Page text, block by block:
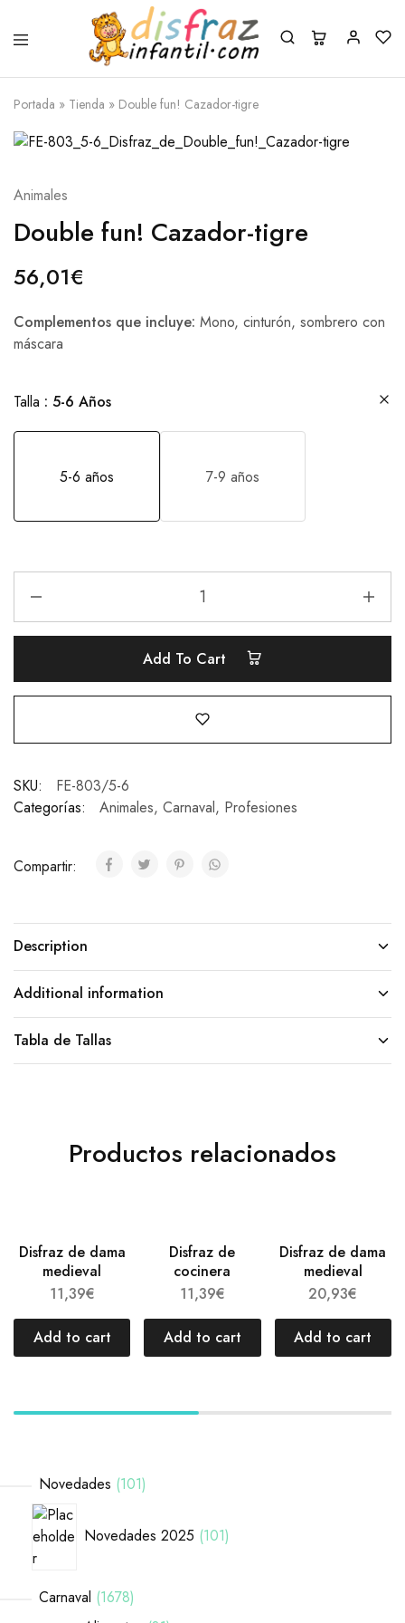
Portada » Tienda » Double fun! Cazador-tigre
Animales
Double fun! Cazador-tigre
56,01€
Complementos que incluye: Mono, cinturón, sombrero con
máscara
Talla 5-6 Años
5-6 años 7-9 años
Add To Cart
SKU:
FE-803/5-6
Categorías:
Animales, Carnaval, Profesiones
Compartir:
Description
Additional information
Tabla de Tallas
Productos relacionados
Disfraz de dama
medieval
11,39€
Add to cart
Disfraz de
cocinera
11,39€
Add to cart
Disfraz de dama
medieval
20,93€
Add to cart
Novedades 101
Novedades 2025 101
Carnaval 1678